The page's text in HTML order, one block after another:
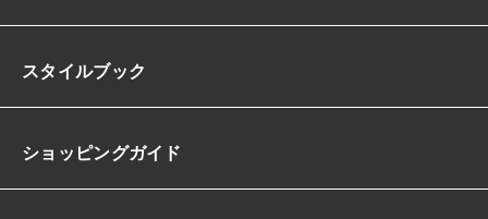
スタイルブック
ショッピングガイド